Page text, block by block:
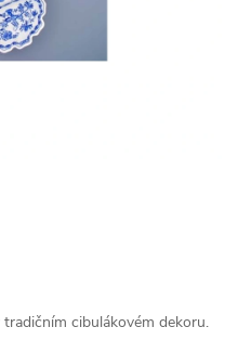
cibulákovém dekoru.